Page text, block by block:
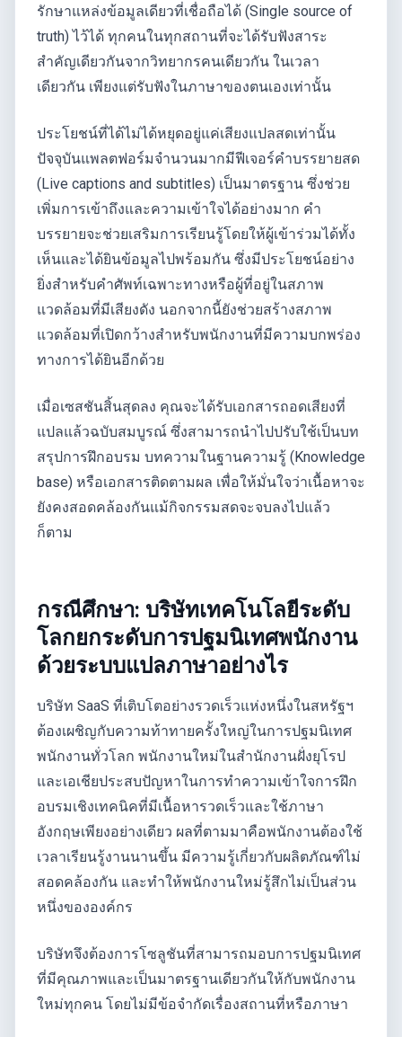
รักษาแหล่งข้อมูลเดียวที่เชื่อถือได้ (Single source of
truth) ไว้ได้ ทุกคนในทุกสถานที่จะได้รับฟังสาระ
สำคัญเดียวกันจากวิทยากรคนเดียวกัน ในเวลา
เดียวกัน เพียงแต่รับฟังในภาษาของตนเองเท่านั้น
ประโยชน์ที่ได้ไม่ได้หยุดอยู่แค่เสียงแปลสดเท่านั้น
ปัจจุบันแพลตฟอร์มจำนวนมากมีฟีเจอร์คำบรรยายสด
(Live captions and subtitles) เป็นมาตรฐาน ซึ่งช่วย
เพิ่มการเข้าถึงและความเข้าใจได้อย่างมาก คำ
บรรยายจะช่วยเสริมการเรียนรู้โดยให้ผู้เข้าร่วมได้ทั้ง
เห็นและได้ยินข้อมูลไปพร้อมกัน ซึ่งมีประโยชน์อย่าง
ยิ่งสำหรับคำศัพท์เฉพาะทางหรือผู้ที่อยู่ในสภาพ
แวดล้อมที่มีเสียงดัง นอกจากนี้ยังช่วยสร้างสภาพ
แวดล้อมที่เปิดกว้างสำหรับพนักงานที่มีความบกพร่อง
ทางการได้ยินอีกด้วย
เมื่อเซสชันสิ้นสุดลง คุณจะได้รับเอกสารถอดเสียงที่
แปลแล้วฉบับสมบูรณ์ ซึ่งสามารถนำไปปรับใช้เป็นบท
สรุปการฝึกอบรม บทความในฐานความรู้ (Knowledge
base) หรือเอกสารติดตามผล เพื่อให้มั่นใจว่าเนื้อหาจะ
ยังคงสอดคล้องกันแม้กิจกรรมสดจะจบลงไปแล้ว
ก็ตาม
กรณีศึกษา: บริษัทเทคโนโลยีระดับ
โลกยกระดับการปฐมนิเทศพนักงาน
ด้วยระบบแปลภาษาอย่างไร
บริษัท SaaS ที่เติบโตอย่างรวดเร็วแห่งหนึ่งในสหรัฐฯ
ต้องเผชิญกับความท้าทายครั้งใหญ่ในการปฐมนิเทศ
พนักงานทั่วโลก พนักงานใหม่ในสำนักงานฝั่งยุโรป
และเอเชียประสบปัญหาในการทำความเข้าใจการฝึก
อบรมเชิงเทคนิคที่มีเนื้อหารวดเร็วและใช้ภาษา
อังกฤษเพียงอย่างเดียว ผลที่ตามมาคือพนักงานต้องใช้
เวลาเรียนรู้งานนานขึ้น มีความรู้เกี่ยวกับผลิตภัณฑ์ไม่
สอดคล้องกัน และทำให้พนักงานใหม่รู้สึกไม่เป็นส่วน
หนึ่งขององค์กร
บริษัทจึงต้องการโซลูชันที่สามารถมอบการปฐมนิเทศ
ที่มีคุณภาพและเป็นมาตรฐานเดียวกันให้กับพนักงาน
ใหม่ทุกคน โดยไม่มีข้อจำกัดเรื่องสถานที่หรือภาษา